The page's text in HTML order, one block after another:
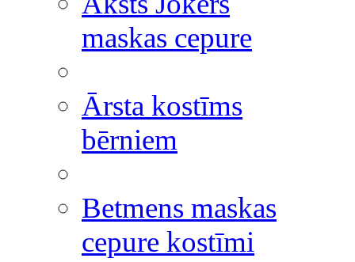
maskas cepure
Ārsta kostīms
bērniem
Betmens maskas
cepure kostīmi